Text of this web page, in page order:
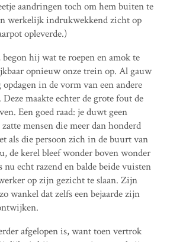
aandringen toch om hem buiten te
werkelijk indrukwekkend zicht op
opleverde.)
hij wat te roepen en amok te
opnieuw onze trein op. Al gauw
in de vorm van een andere
maakte echter de grote fout de
Een goed raad: je duwt geen
mensen die meer dan honderd
als die persoon zich in de buurt van
de kerel bleef wonder boven wonder
nu echt razend en balde beide vuisten
op zijn gezicht te slaan. Zijn
wankel dat zelfs een bejaarde zijn
afgelopen is, want toen vertrok